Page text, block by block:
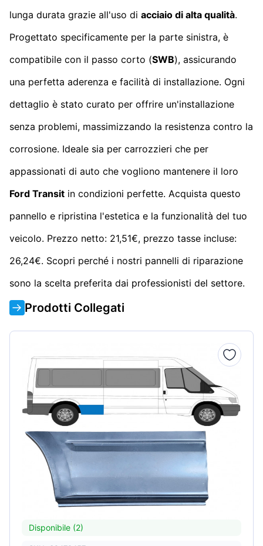
lunga durata grazie all'uso di acciaio di alta qualità.
Progettato specificamente per la parte sinistra, è
compatibile con il passo corto (SWB), assicurando
una perfetta aderenza e facilità di installazione. Ogni
dettaglio è stato curato per offrire un'installazione
senza problemi, massimizzando la resistenza contro la
corrosione. Ideale sia per carrozzieri che per
appassionati di auto che vogliono mantenere il loro
Ford Transit in condizioni perfette. Acquista questo
pannello e ripristina l'estetica e la funzionalità del tuo
veicolo. Prezzo netto: 21,51€, prezzo tasse incluse:
26,24€. Scopri perché i nostri pannelli di riparazione
sono la scelta preferita dai professionisti del settore.
Prodotti Collegati
Disponibile (2)